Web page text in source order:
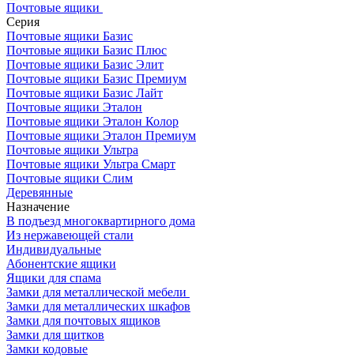
Почтовые ящики
Серия
Почтовые ящики Базис
Почтовые ящики Базис Плюс
Почтовые ящики Базис Элит
Почтовые ящики Базис Премиум
Почтовые ящики Базис Лайт
Почтовые ящики Эталон
Почтовые ящики Эталон Колор
Почтовые ящики Эталон Премиум
Почтовые ящики Ультра
Почтовые ящики Ультра Смарт
Почтовые ящики Слим
Деревянные
Назначение
В подъезд многоквартирного дома
Из нержавеющей стали
Индивидуальные
Абонентские ящики
Ящики для спама
Замки для металлической мебели
Замки для металлических шкафов
Замки для почтовых ящиков
Замки для щитков
Замки кодовые